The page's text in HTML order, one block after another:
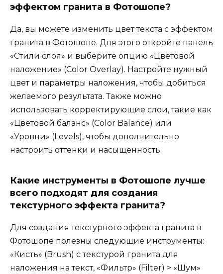
эффектом гранита в Фотошопе?
Да, вы можете изменить цвет текста с эффектом
гранита в Фотошопе. Для этого откройте панель
«Стили слоя» и выберите опцию «Цветовой
наложение» (Color Overlay). Настройте нужный
цвет и параметры наложения, чтобы добиться
желаемого результата. Также можно
использовать корректирующие слои, такие как
«Цветовой баланс» (Color Balance) или
«Уровни» (Levels), чтобы дополнительно
настроить оттенки и насыщенность.
Какие инструменты в Фотошопе лучше
всего подходят для создания
текстурного эффекта гранита?
Для создания текстурного эффекта гранита в
Фотошопе полезны следующие инструменты:
«Кисть» (Brush) с текстурой гранита для
наложения на текст, «Фильтр» (Filter) > «Шум»